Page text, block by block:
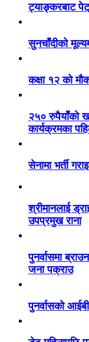
ट्याङ्करबाट
सुनचाँदीको
कक्षा १२ को
२५० रुपैयाँको
कार्यक्रमका
सेनामा भर्ती
श्रीमानलाई
उपप्रमुख राना
पुनर्वासमा
जना पक्राउ
पुनर्वासको